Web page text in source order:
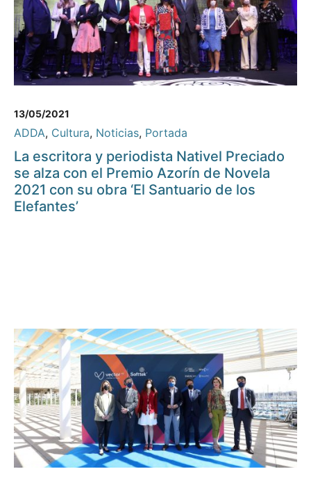
13/05/2021
ADDA, Cultura, Noticias, Portada
La escritora y periodista Nativel Preciado
se alza con el Premio Azorín de Novela
2021 con su obra ‘El Santuario de los
Elefantes’